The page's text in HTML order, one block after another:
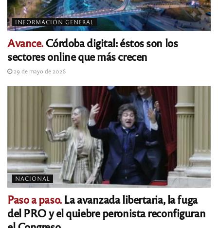
INFORMACIÓN GENERAL
Avance.Córdoba digital: éstos son los
sectores online que más crecen
29 de mayo de 2026
NACIONAL
Paso a paso.La avanzada libertaria, la fuga
del PRO y el quiebre peronista reconfiguran